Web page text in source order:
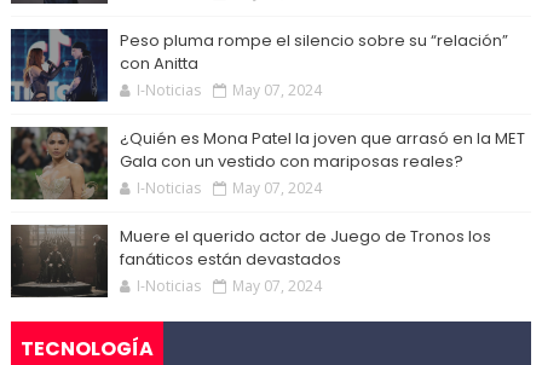
Peso pluma rompe el silencio sobre su “relación”
con Anitta
I-Noticias May 07, 2024
¿Quién es Mona Patel la joven que arrasó en la MET
Gala con un vestido con mariposas reales?
I-Noticias May 07, 2024
Muere el querido actor de Juego de Tronos los
fanáticos están devastados
I-Noticias May 07, 2024
TECNOLOGÍA